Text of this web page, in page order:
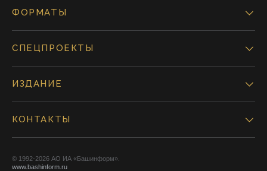
ФОРМАТЫ
СПЕЦПРОЕКТЫ
ИЗДАНИЕ
КОНТАКТЫ
© 1992-2026 АО ИА «Башинформ».
www.bashinform.ru